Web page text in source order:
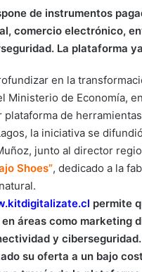
de instrumentos
comercio electrónico,
La plataforma
en la
Ministerio de Economía,
plataforma de
la iniciativa se
junto al director
Shoes”, dedicado a la
permite
áreas como marketing
y
su oferta a un bajo